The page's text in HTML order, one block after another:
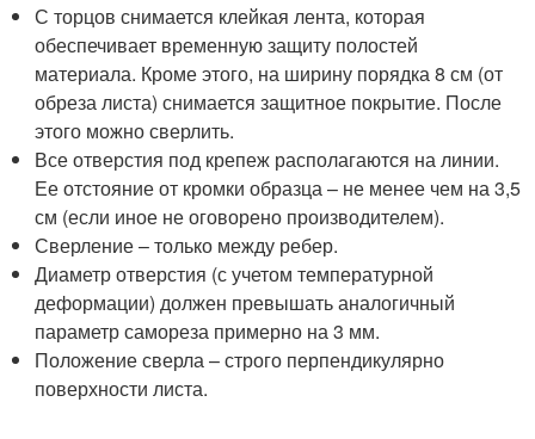
С торцов снимается клейкая лента, которая
обеспечивает временную защиту полостей
материала. Кроме этого, на ширину порядка 8 см (от
обреза листа) снимается защитное покрытие. После
этого можно сверлить.
Все отверстия под крепеж располагаются на линии.
Ее отстояние от кромки образца – не менее чем на 3,5
см (если иное не оговорено производителем).
Сверление – только между ребер.
Диаметр отверстия (с учетом температурной
деформации) должен превышать аналогичный
параметр самореза примерно на 3 мм.
Положение сверла – строго перпендикулярно
поверхности листа.